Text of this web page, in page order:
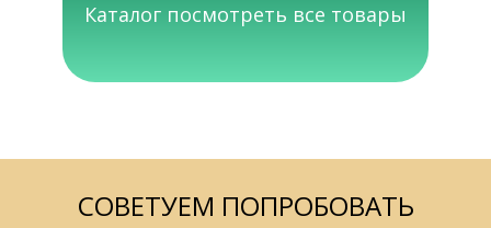
Каталог посмотреть все товары
СОВЕТУЕМ ПОПРОБОВАТЬ